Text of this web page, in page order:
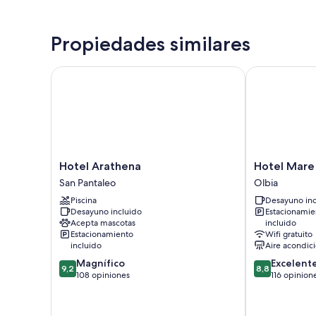
Propiedades similares
Hotel
Arathena
San
Pantaleo
Hotel Arathena
San Pantaleo
Piscina
Desayuno incluido
Acepta mascotas
Estacionamiento
incluido
9.2
de
9,2 Magnífico
108 opiniones
Hotel Arathena
Hotel
Mare
Blue
Olbia
Hotel Mare
Olbia
Desayuno
incluido
Wifi gratuito
Aire
8.8
de
8,8
116
Hotel Mare